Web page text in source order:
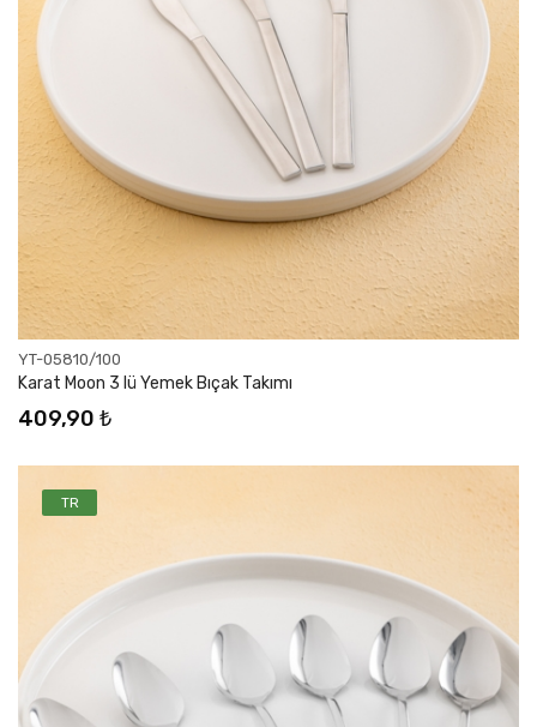
YT-05810/100
Karat Moon 3 lü Yemek Bıçak Takımı
409,90 ₺
TR